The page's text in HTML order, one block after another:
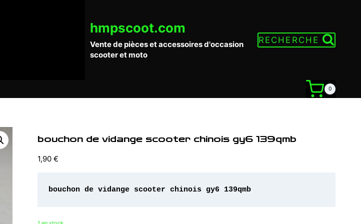
hmpscoot.com
Vente de pièces et accessoires d'occasion
scooter et moto
RECHERCHE
0
bouchon de vidange scooter chinois gy6 139qmb
1,90 €
bouchon de vidange scooter chinois gy6 139qmb